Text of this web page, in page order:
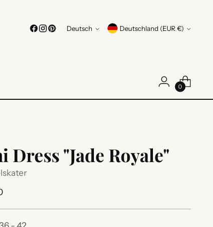
Sprache
Deutsch Währung Deutschland (EUR €)
0
Dress "Jade Royale"